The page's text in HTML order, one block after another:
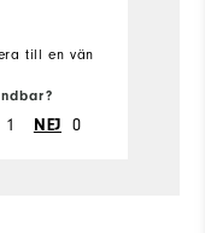
till en vän
1 NEJ 0